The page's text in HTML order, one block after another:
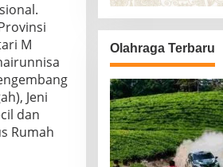
M
Jeni
dan
Rumah
Olahraga Terbaru